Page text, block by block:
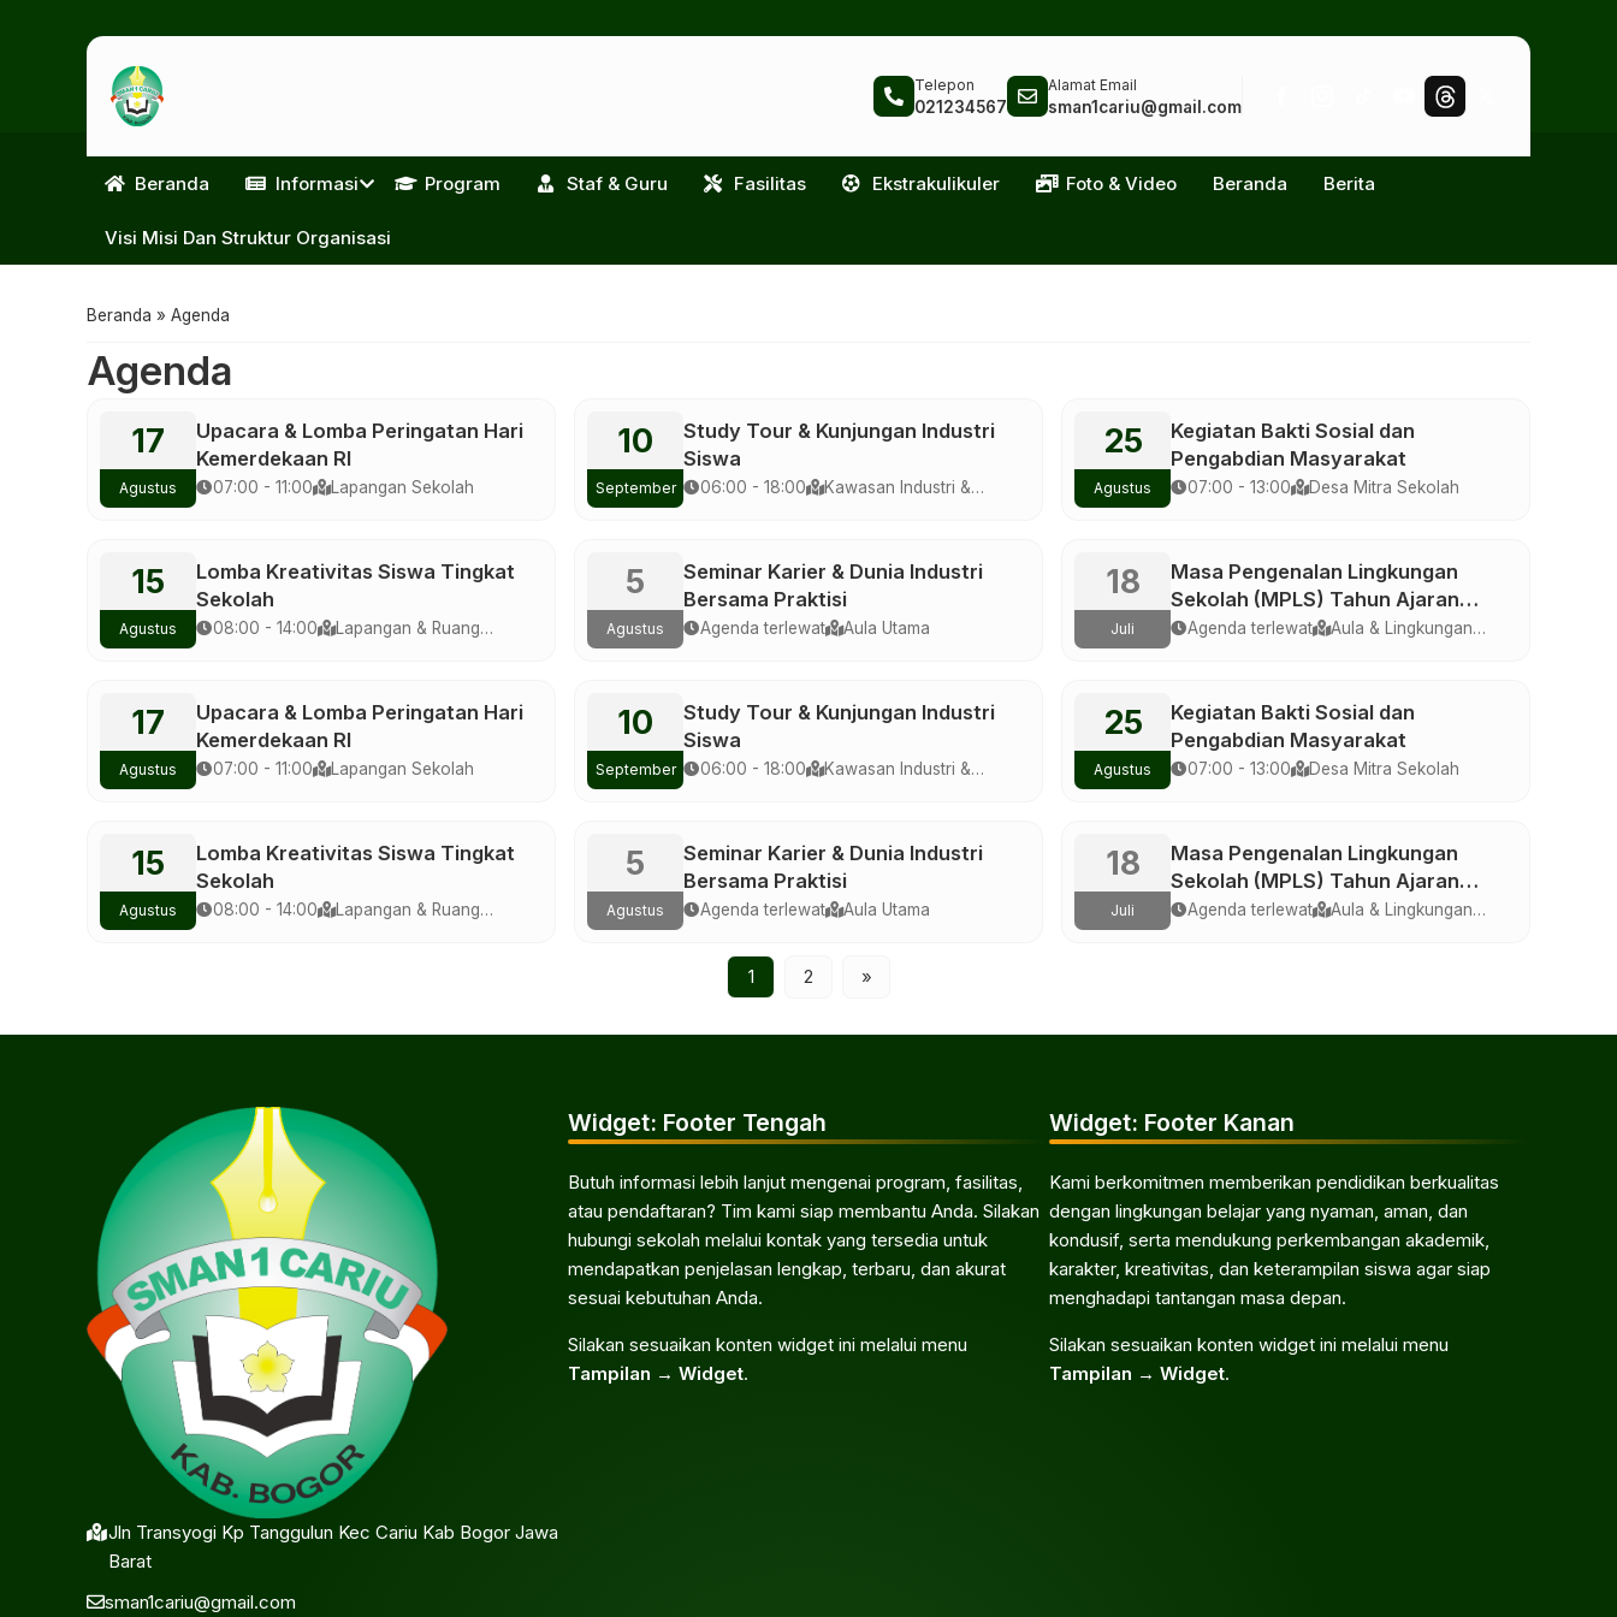
Telepon
021234567
Alamat Email
sman1cariu@gmail.com
Beranda Informasi Program Staf & Guru Fasilitas Ekstrakulikuler Foto & Video Beranda Berita
Visi Misi Dan Struktur Organisasi
Beranda » Agenda
Agenda
17
Agustus
Upacara & Lomba Peringatan Hari
Kemerdekaan RI
07:00 - 11:00 Lapangan Sekolah
10
September
Study Tour & Kunjungan Industri
Siswa
06:00 - 18:00
Kawasan Industri &
25
Agustus
Kegiatan Bakti Sosial dan
Pengabdian Masyarakat
07:00 - 13:00 Desa Mitra Sekolah
15
Agustus
Lomba Kreativitas Siswa Tingkat
Sekolah
08:00 - 14:00
Lapangan & Ruang
5
Agustus
Seminar Karier & Dunia Industri
Bersama Praktisi
Agenda terlewat Aula Utama
18
Juli
Masa Pengenalan Lingkungan
Sekolah (MPLS) Tahun Ajaran
2026/2027
Agenda terlewat
Aula & Lingkungan
17
Agustus
Upacara & Lomba Peringatan Hari
Kemerdekaan RI
07:00 - 11:00 Lapangan Sekolah
10
September
Study Tour & Kunjungan Industri
Siswa
06:00 - 18:00
Kawasan Industri &
25
Agustus
Kegiatan Bakti Sosial dan
Pengabdian Masyarakat
07:00 - 13:00 Desa Mitra Sekolah
15
Agustus
Lomba Kreativitas Siswa Tingkat
Sekolah
08:00 - 14:00
Lapangan & Ruang
5
Agustus
Seminar Karier & Dunia Industri
Bersama Praktisi
Agenda terlewat Aula Utama
18
Juli
Masa Pengenalan Lingkungan
Sekolah (MPLS) Tahun Ajaran
2026/2027
Agenda terlewat
Aula & Lingkungan
1 2 »
Jln Transyogi Kp Tanggulun Kec Cariu Kab Bogor Jawa
Barat
sman1cariu@gmail.com
Widget: Footer Tengah
Butuh informasi lebih lanjut mengenai program, fasilitas,
atau pendaftaran? Tim kami siap membantu Anda. Silakan
hubungi sekolah melalui kontak yang tersedia untuk
mendapatkan penjelasan lengkap, terbaru, dan akurat
sesuai kebutuhan Anda.
Silakan sesuaikan konten widget ini melalui menu
Tampilan → Widget.
Widget: Footer Kanan
Kami berkomitmen memberikan pendidikan berkualitas
dengan lingkungan belajar yang nyaman, aman, dan
kondusif, serta mendukung perkembangan akademik,
karakter, kreativitas, dan keterampilan siswa agar siap
menghadapi tantangan masa depan.
Silakan sesuaikan konten widget ini melalui menu
Tampilan → Widget.